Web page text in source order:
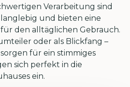
Verarbeitung sind
und bieten eine
den alltäglichen Gebrauch.
oder als Blickfang –
für ein stimmiges
sich perfekt in die
ein.